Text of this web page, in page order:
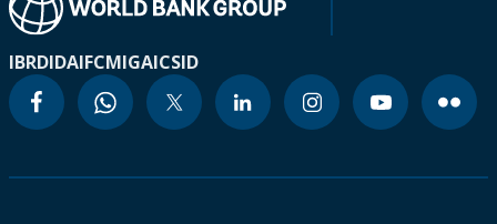
IBRDIDAIFCMIGAICSID